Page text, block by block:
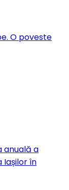
O poveste
anuală a
Iașilor în